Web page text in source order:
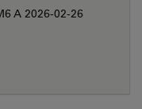
A 2026-02-26